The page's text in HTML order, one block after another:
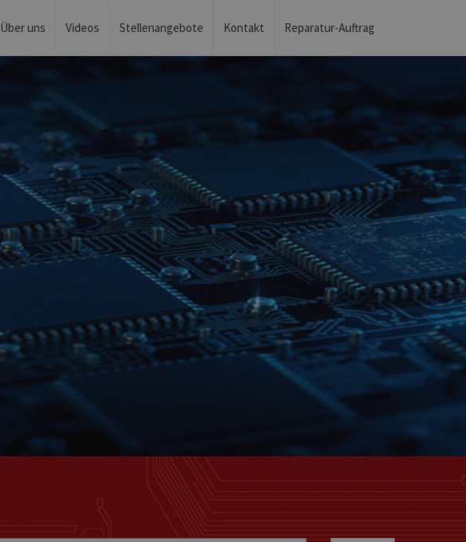
Über uns Videos Stellenangebote Kontakt Reparatur-Auftrag